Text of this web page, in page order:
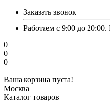
Заказать звонок
Работаем с 9:00 до
0
0
0
Ваша корзина пуста!
Москва
Каталог товаров